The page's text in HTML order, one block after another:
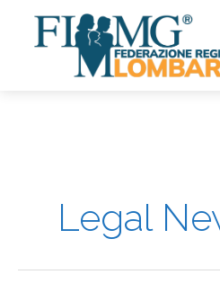
contenuto
Legal